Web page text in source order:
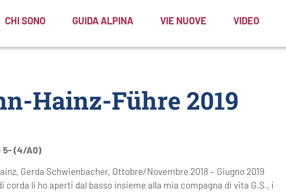
CHI SONO GUIDA ALPINA VIE NUOVE VIDEO
Hainz-Führe 2019
5- (4/A0)
Gerda Schwienbacher, Ottobre/Novembre 2018 – Giugno 2019
corda li ho aperti dal basso insieme alla mia compagna di vita G.S., i